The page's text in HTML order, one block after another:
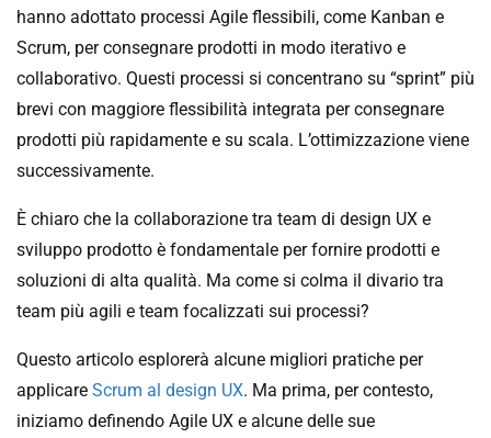
hanno adottato processi Agile flessibili, come Kanban e
Scrum, per consegnare prodotti in modo iterativo e
collaborativo. Questi processi si concentrano su “sprint” più
brevi con maggiore flessibilità integrata per consegnare
prodotti più rapidamente e su scala. L’ottimizzazione viene
successivamente.
È chiaro che la collaborazione tra team di design UX e
sviluppo prodotto è fondamentale per fornire prodotti e
soluzioni di alta qualità. Ma come si colma il divario tra
team più agili e team focalizzati sui processi?
Questo articolo esplorerà alcune migliori pratiche per
applicare Scrum al design UX. Ma prima, per contesto,
iniziamo definendo Agile UX e alcune delle sue